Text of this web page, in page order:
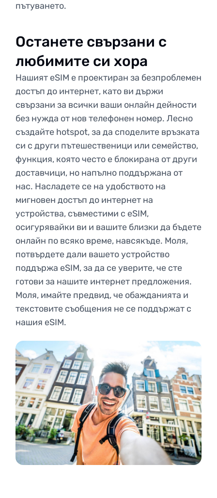
пътуването.
Останете свързани с
любимите си хора
Нашият eSIM е проектиран за безпроблемен
достъп до интернет, като ви държи
свързани за всички ваши онлайн дейности
без нужда от нов телефонен номер. Лесно
създайте hotspot, за да споделите връзката
си с други пътешественици или семейство,
функция, която често е блокирана от други
доставчици, но напълно поддържана от
нас. Насладете се на удобството на
мигновен достъп до интернет на
устройства, съвместими с eSIM,
осигурявайки ви и вашите близки да бъдете
онлайн по всяко време, навсякъде. Моля,
потвърдете дали вашето устройство
поддържа eSIM, за да се уверите, че сте
готови за нашите интернет предложения.
Моля, имайте предвид, че обажданията и
текстовите съобщения не се поддържат с
нашия eSIM.